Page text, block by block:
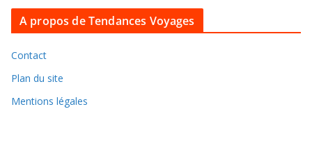
i
v
e
A propos de Tendances Voyages
Contact
Plan du site
Mentions légales